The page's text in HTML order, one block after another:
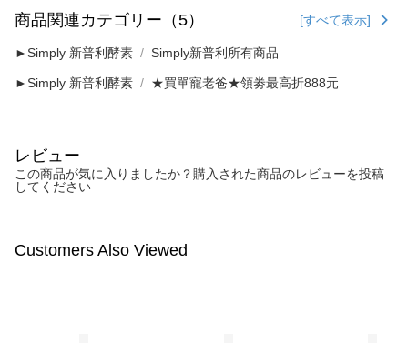
商品関連カテゴリー（5） [すべて表示]
►Simply 新普利酵素 Simply新普利所有商品
►Simply 新普利酵素 ★買單寵老爸★領劵最高折888元
レビュー
この商品が気に入りましたか？購入された商品のレビューを投稿
してください
Customers Also Viewed